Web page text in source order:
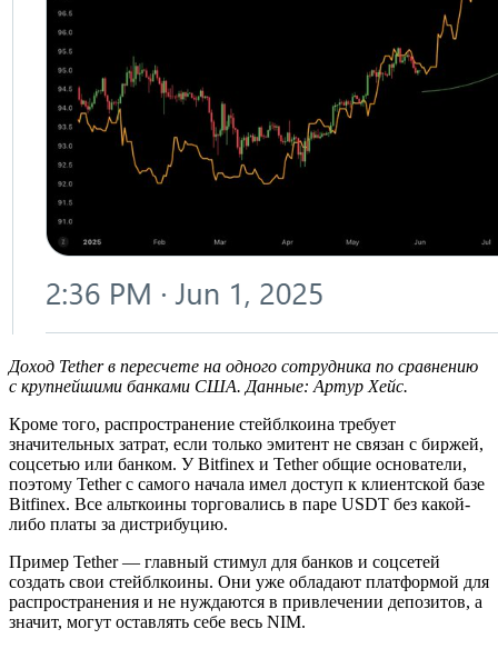
Доход Tether в пересчете на одного сотрудника по сравнению
с крупнейшими банками США. Данные: Артур Хейс.
Кроме того, распространение стейблкоина требует
значительных затрат, если только эмитент не связан с биржей,
соцсетью или банком. У Bitfinex и Tether общие основатели,
поэтому Tether с самого начала имел доступ к клиентской базе
Bitfinex. Все альткоины торговались в паре USDT без какой-
либо платы за дистрибуцию.
Пример Tether — главный стимул для банков и соцсетей
создать свои стейблкоины. Они уже обладают платформой для
распространения и не нуждаются в привлечении депозитов, а
значит, могут оставлять себе весь NIM.